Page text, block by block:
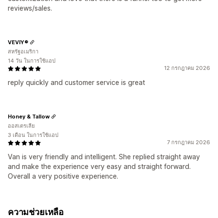
reviews/sales.
12 กรกฎาคม 2026
reply quickly and customer service is great
VEVIY®
สหรัฐอเมริกา
14 วัน ในการใช้แอป
7 กรกฎาคม 2026
Van is very friendly and intelligent. She replied straight away
and make the experience very easy and straight forward.
Overall a very positive experience.
Honey & Tallow
ออสเตรเลีย
3 เดือน ในการใช้แอป
ความช่วยเหลือ